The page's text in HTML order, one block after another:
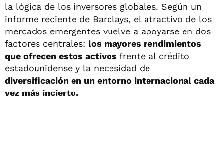
la lógica de los inversores globales. Según un
informe reciente de Barclays, el atractivo de los
mercados emergentes vuelve a apoyarse en dos
factores centrales: los mayores rendimientos
que ofrecen estos activos frente al crédito
estadounidense y la necesidad de
diversificación en un entorno internacional cada
vez más incierto.